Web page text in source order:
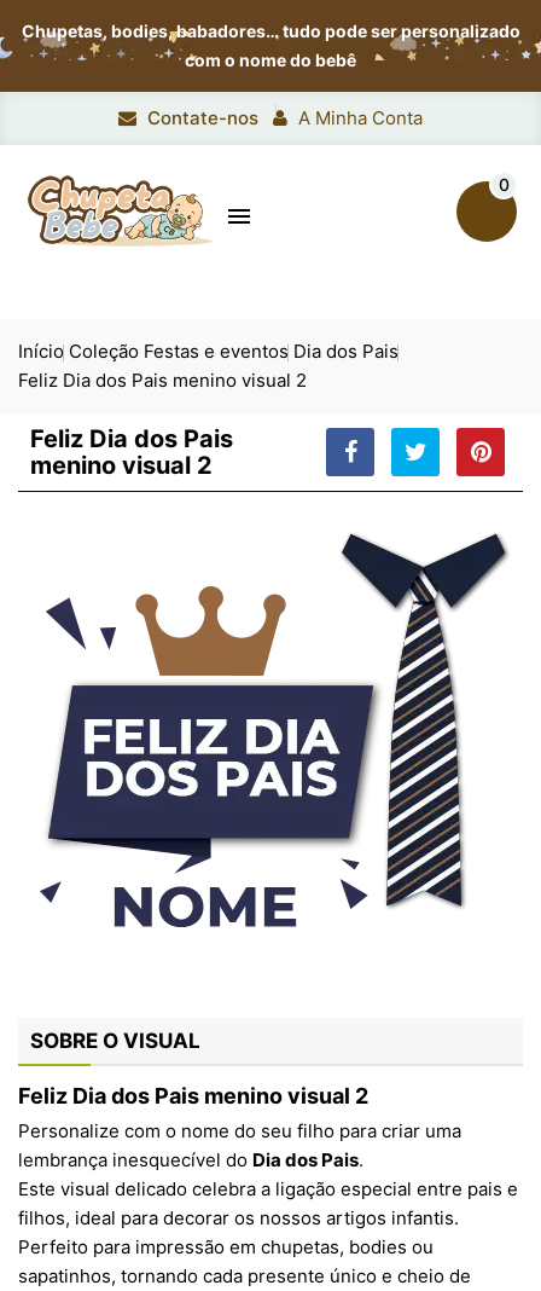
Chupetas, bodies, babadores…tudo pode ser personalizado
com o nome do bebê
Contate-nos A Minha Conta

0
Início Coleção Festas e eventos Dia dos Pais
Feliz Dia dos Pais menino visual 2
Feliz Dia dos Pais
menino visual 2
SOBRE O VISUAL
Feliz Dia dos Pais menino visual 2
Personalize com o nome do seu filho para criar uma
lembrança inesquecível do Dia dos Pais.
Este visual delicado celebra a ligação especial entre pais e
filhos, ideal para decorar os nossos artigos infantis.
Perfeito para impressão em chupetas, bodies ou
sapatinhos, tornando cada presente único e cheio de